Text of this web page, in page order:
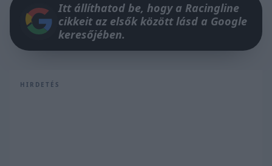
Itt állíthatod be, hogy a Racingline
cikkeit az elsők között lásd a Google
keresőjében.
HIRDETÉS